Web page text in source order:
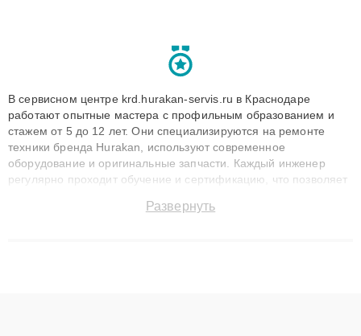
В сервисном центре krd.hurakan-servis.ru в Краснодаре
работают опытные мастера с профильным образованием и
стажем от 5 до 12 лет. Они специализируются на ремонте
техники бренда Hurakan, используют современное
оборудование и оригинальные запчасти. Каждый инженер
регулярно проходит обучение и сертификацию, что позволяет
технику с сохранением гарантии до 3 лет. Наши мастера
Развернуть